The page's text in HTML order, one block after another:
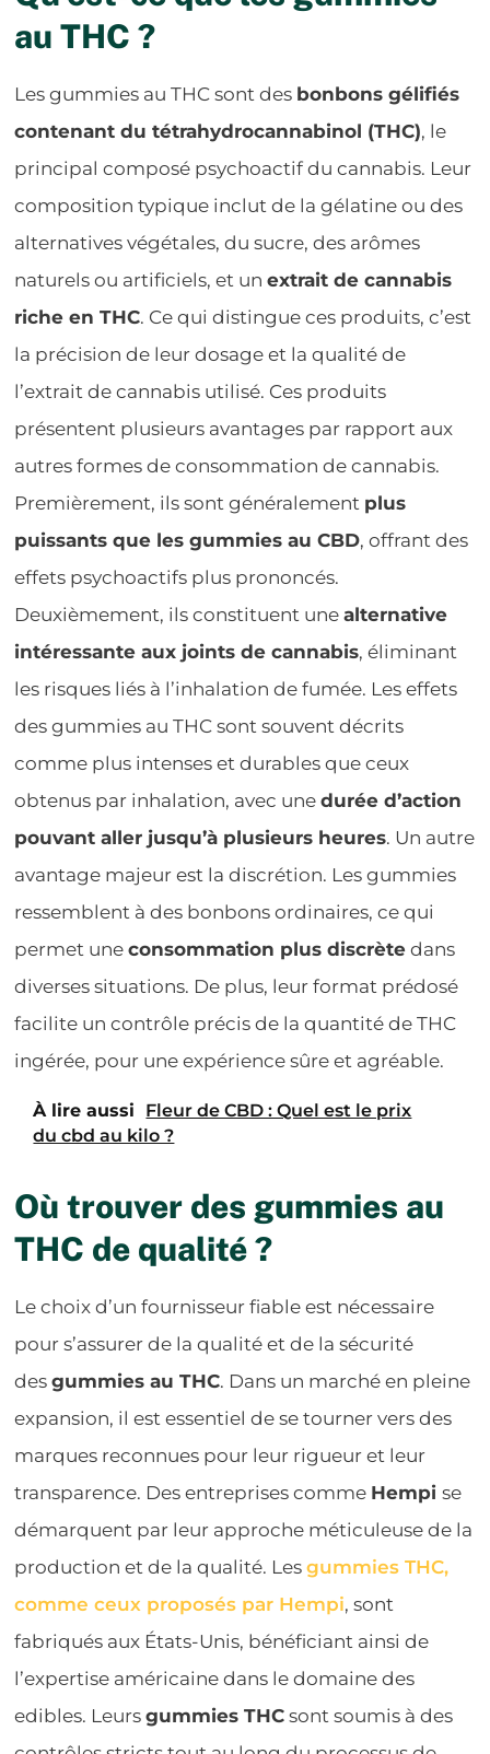
au THC ?
Les gummies au THC sont des bonbons gélifiés
contenant du tétrahydrocannabinol (THC), le
principal composé psychoactif du cannabis. Leur
composition typique inclut de la gélatine ou des
alternatives végétales, du sucre, des arômes
naturels ou artificiels, et unextrait de cannabis
riche en THC. Ce qui distingue ces produits, c’est
la précision de leur dosage et la qualité de
l’extrait de cannabis utilisé. Ces produits
présentent plusieurs avantages par rapport aux
autres formes de consommation de cannabis.
Premièrement, ils sont généralement plus
puissants que les gummies au CBD, offrant des
effets psychoactifs plus prononcés.
Deuxièmement, ils constituent unealternative
intéressante aux joints de cannabis, éliminant
les risques liés à l’inhalation de fumée. Les effets
des gummies au THC sont souvent décrits
comme plus intenses et durables que ceux
obtenus par inhalation, avec unedurée d’action
pouvant aller jusqu’à plusieurs heures. Un autre
avantage majeur est la discrétion. Les gummies
ressemblent à des bonbons ordinaires, ce qui
permet uneconsommation plus discrète dans
diverses situations. De plus, leur format prédosé
facilite un contrôle précis de la quantité de THC
ingérée, pour une expérience sûre et agréable.
À lire aussi
Fleur de CBD : Quel est le prix
du cbd au kilo ?
Où trouver des gummies au
THC de qualité ?
Le choix d’un fournisseur fiable est nécessaire
pour s’assurer de la qualité et de la sécurité
desgummies au THC. Dans un marché en pleine
expansion, il est essentiel de se tourner vers des
marques reconnues pour leur rigueur et leur
transparence. Des entreprises comme Hempise
démarquent par leur approche méticuleuse de la
production et de la qualité. Lesgummies THC,
comme ceux proposés par Hempi, sont
fabriqués aux États-Unis, bénéficiant ainsi de
l’expertise américaine dans le domaine des
edibles. Leursgummies THC sont soumis à des